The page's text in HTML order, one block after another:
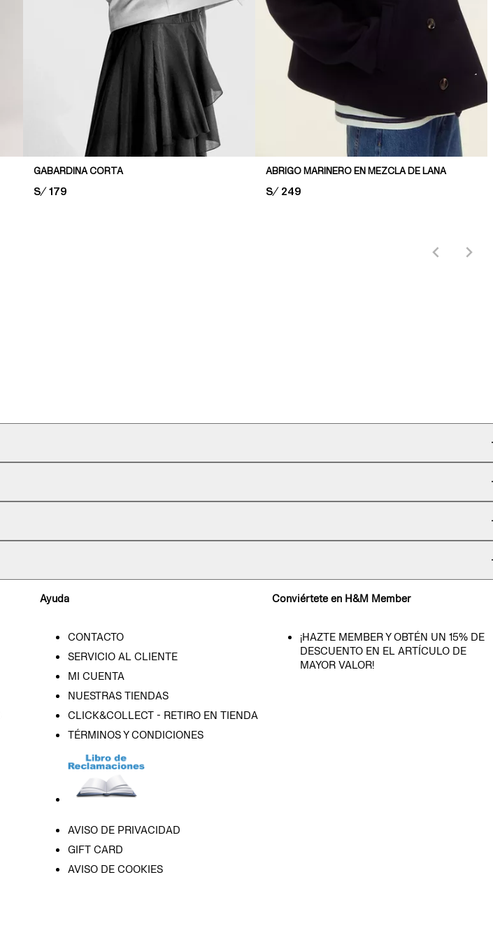
GABARDINA CORTA
PRICE:
S/ 179
ABRIGO MARINERO EN MEZCLA DE LANA
PRICE:
S/ 249
Ayuda
CONTACTO
SERVICIO AL CLIENTE
MI CUENTA
NUESTRAS TIENDAS
CLICK&COLLECT - RETIRO EN TIENDA
TÉRMINOS Y CONDICIONES
AVISO DE PRIVACIDAD
GIFT CARD
AVISO DE COOKIES
Conviértete en H&M Member
¡HAZTE MEMBER Y OBTÉN UN 15% DE
DESCUENTO EN EL ARTÍCULO DE
MAYOR VALOR!